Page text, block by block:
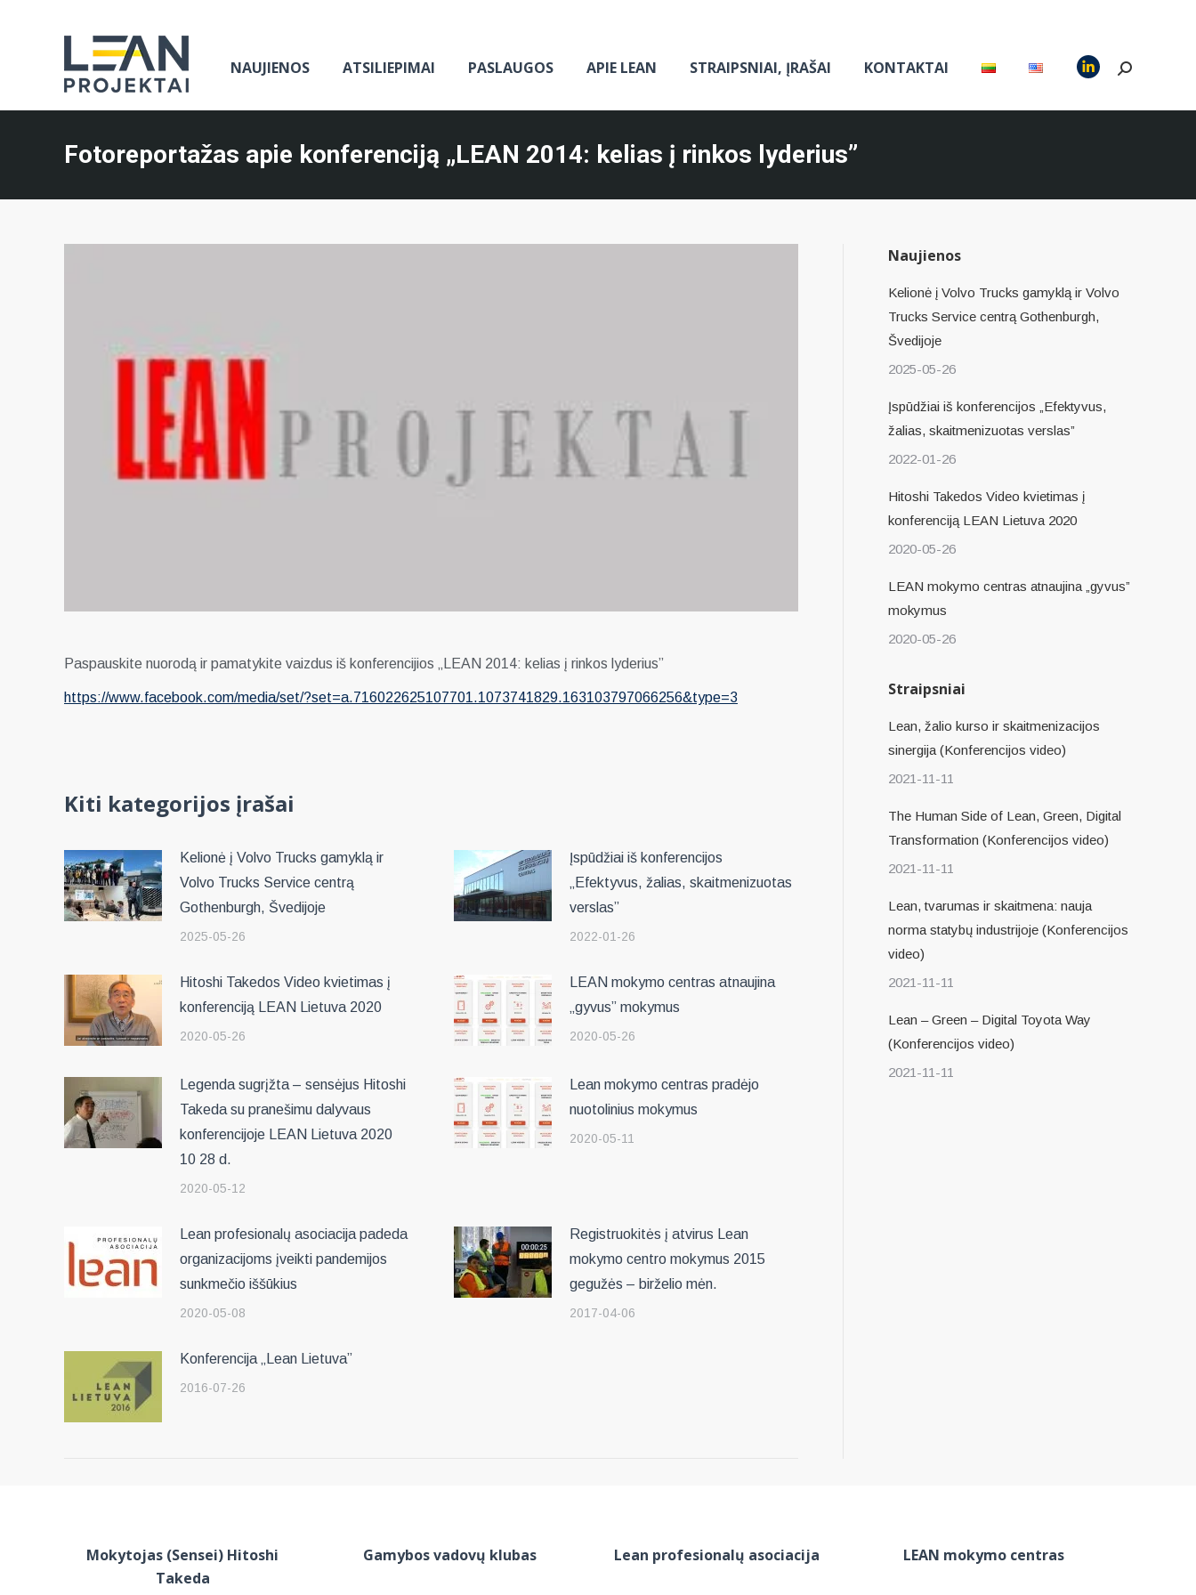
NAUJIENOS ATSILIEPIMAI PASLAUGOS APIE LEAN STRAIPSNIAI, ĮRAŠAI KONTAKTAI
LinkedinSearch:
Fotoreportažas apie konferenciją „LEAN 2014: kelias į rinkos lyderius”
Paspauskite nuorodą ir pamatykite vaizdus iš konferencijios „LEAN 2014: kelias į rinkos lyderius”
https://www.facebook.com/media/set/?set=a.716022625107701.1073741829.163103797066256&type=3
Kiti kategorijos įrašai
Kelionė į Volvo Trucks gamyklą ir
Volvo Trucks Service centrą
Gothenburgh, Švedijoje
2025-05-26
Įspūdžiai iš konferencijos
„Efektyvus, žalias, skaitmenizuotas
verslas”
2022-01-26
Hitoshi Takedos Video kvietimas į
konferenciją LEAN Lietuva 2020
2020-05-26
LEAN mokymo centras atnaujina
„gyvus” mokymus
2020-05-26
Legenda sugrįžta – sensėjus Hitoshi
Takeda su pranešimu dalyvaus
konferencijoje LEAN Lietuva 2020
10 28 d.
2020-05-12
Lean mokymo centras pradėjo
nuotolinius mokymus
2020-05-11
Lean profesionalų asociacija padeda
organizacijoms įveikti pandemijos
sunkmečio iššūkius
2020-05-08
Registruokitės į atvirus Lean
mokymo centro mokymus 2015
gegužės – birželio mėn.
2017-04-06
Konferencija „Lean Lietuva”
2016-07-26
Naujienos
Kelionė į Volvo Trucks gamyklą ir Volvo
Trucks Service centrą Gothenburgh,
Švedijoje
2025-05-26
Įspūdžiai iš konferencijos „Efektyvus,
žalias, skaitmenizuotas verslas”
2022-01-26
Hitoshi Takedos Video kvietimas į
konferenciją LEAN Lietuva 2020
2020-05-26
LEAN mokymo centras atnaujina „gyvus”
mokymus
2020-05-26
Straipsniai
Lean, žalio kurso ir skaitmenizacijos
sinergija (Konferencijos video)
2021-11-11
The Human Side of Lean, Green, Digital
Transformation (Konferencijos video)
2021-11-11
Lean, tvarumas ir skaitmena: nauja
norma statybų industrijoje (Konferencijos
video)
2021-11-11
Lean – Green – Digital Toyota Way
(Konferencijos video)
2021-11-11
Mokytojas (Sensei) Hitoshi
Takeda
Gamybos vadovų klubas Lean profesionalų asociacija LEAN mokymo centras